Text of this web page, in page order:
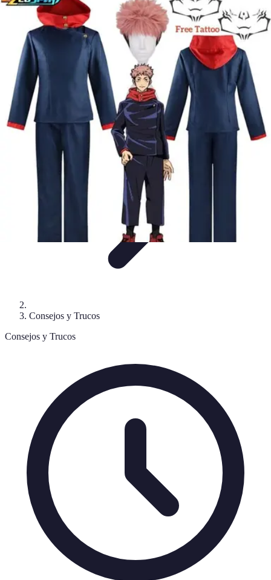
Disfraces Halloween
Listas y ConsejosGuías y
TutorialesTendenciasComparativosDisfraces Clásicos
Disfraces Halloween
Consejos y Trucos
Consejos y Trucos